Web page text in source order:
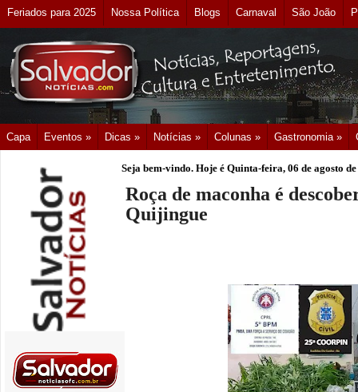
Feriados para 2025 Nossa Política Blogs Carnaval São João
Capa Eventos » Dicas » Notícias » Colunas » Gastronomia »
Seja bem-vindo. Hoje é Quinta-feira, 06 de agosto
Roça de maconha é
Quijingue